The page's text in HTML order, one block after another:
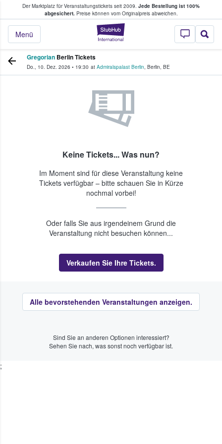
Der Marktplatz für Veranstaltungstickets seit 2009. Jede Bestellung ist 100%
abgesichert.Preise können vom Originalpreis abweichen.
StubHub - Wo
Menü
Tickets kaufen & verkaufen
Gregorian Berlin Tickets
Do., 10. Dez. 2026 • 19:30 at Admiralspalast Berlin, Berlin, BE
Keine Tickets... Was nun?
Im Moment sind für diese Veranstaltung keine
Tickets verfügbar – bitte schauen Sie in Kürze
nochmal vorbei!
Oder falls Sie aus irgendeinem Grund die
Veranstaltung nicht besuchen können...
Verkaufen Sie Ihre Tickets.
Alle bevorstehenden Veranstaltungen anzeigen.
Sind Sie an anderen Optionen interessiert?
Sehen Sie nach, was sonst noch verfügbar ist.
;